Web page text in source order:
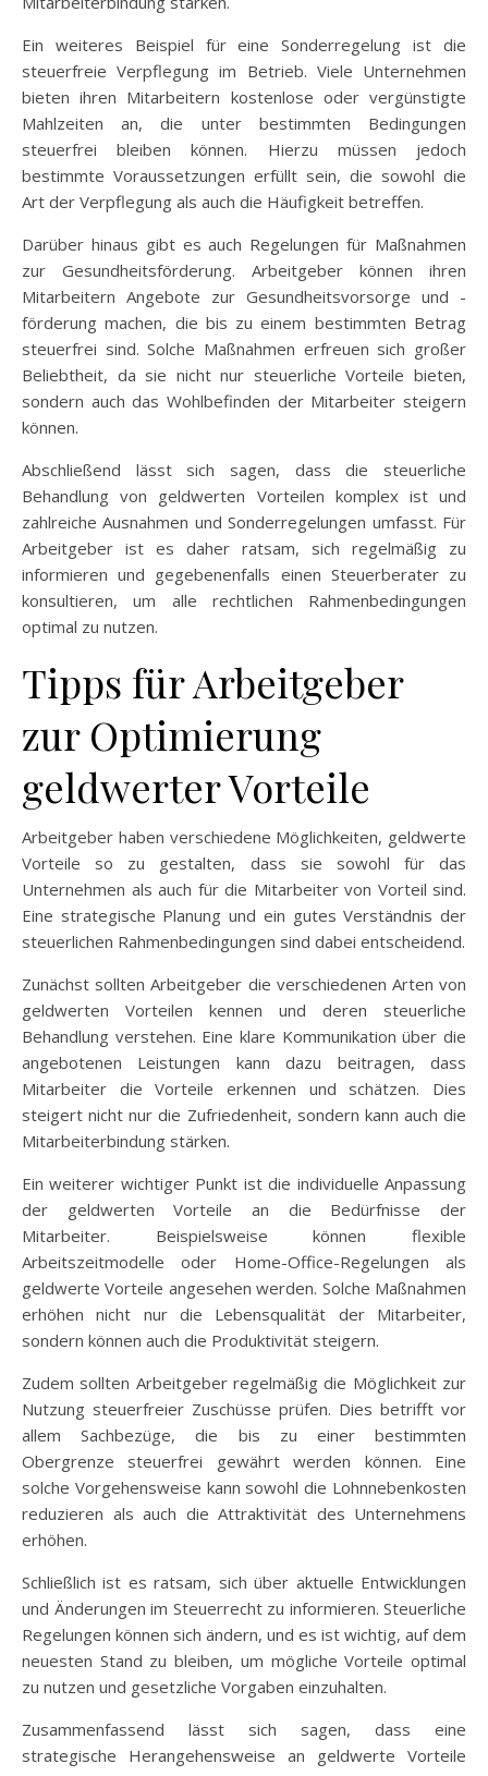
Ein weiteres Beispiel für eine Sonderregelung ist die
steuerfreie Verpflegung im Betrieb. Viele Unternehmen
bieten ihren Mitarbeitern kostenlose oder vergünstigte
Mahlzeiten an, die unter bestimmten Bedingungen
steuerfrei bleiben können. Hierzu müssen jedoch
bestimmte Voraussetzungen erfüllt sein, die sowohl die
Art der Verpflegung als auch die Häufigkeit betreffen.
Darüber hinaus gibt es auch Regelungen für Maßnahmen
zur Gesundheitsförderung. Arbeitgeber können ihren
Mitarbeitern Angebote zur Gesundheitsvorsorge und -
förderung machen, die bis zu einem bestimmten Betrag
steuerfrei sind. Solche Maßnahmen erfreuen sich großer
Beliebtheit, da sie nicht nur steuerliche Vorteile bieten,
sondern auch das Wohlbefinden der Mitarbeiter steigern
können.
Abschließend lässt sich sagen, dass die steuerliche
Behandlung von geldwerten Vorteilen komplex ist und
zahlreiche Ausnahmen und Sonderregelungen umfasst. Für
Arbeitgeber ist es daher ratsam, sich regelmäßig zu
informieren und gegebenenfalls einen Steuerberater zu
konsultieren, um alle rechtlichen Rahmenbedingungen
optimal zu nutzen.
Tipps für Arbeitgeber
zur Optimierung
geldwerter Vorteile
Arbeitgeber haben verschiedene Möglichkeiten, geldwerte
Vorteile so zu gestalten, dass sie sowohl für das
Unternehmen als auch für die Mitarbeiter von Vorteil sind.
Eine strategische Planung und ein gutes Verständnis der
steuerlichen Rahmenbedingungen sind dabei entscheidend.
Zunächst sollten Arbeitgeber die verschiedenen Arten von
geldwerten Vorteilen kennen und deren steuerliche
Behandlung verstehen. Eine klare Kommunikation über die
angebotenen Leistungen kann dazu beitragen, dass
Mitarbeiter die Vorteile erkennen und schätzen. Dies
steigert nicht nur die Zufriedenheit, sondern kann auch die
Mitarbeiterbindung stärken.
Ein weiterer wichtiger Punkt ist die individuelle Anpassung
der geldwerten Vorteile an die Bedürfnisse der
Mitarbeiter. Beispielsweise können flexible
Arbeitszeitmodelle oder Home-Office-Regelungen als
geldwerte Vorteile angesehen werden. Solche Maßnahmen
erhöhen nicht nur die Lebensqualität der Mitarbeiter,
sondern können auch die Produktivität steigern.
Zudem sollten Arbeitgeber regelmäßig die Möglichkeit zur
Nutzung steuerfreier Zuschüsse prüfen. Dies betrifft vor
allem Sachbezüge, die bis zu einer bestimmten
Obergrenze steuerfrei gewährt werden können. Eine
solche Vorgehensweise kann sowohl die Lohnnebenkosten
reduzieren als auch die Attraktivität des Unternehmens
erhöhen.
Schließlich ist es ratsam, sich über aktuelle Entwicklungen
und Änderungen im Steuerrecht zu informieren. Steuerliche
Regelungen können sich ändern, und es ist wichtig, auf dem
neuesten Stand zu bleiben, um mögliche Vorteile optimal
zu nutzen und gesetzliche Vorgaben einzuhalten.
Zusammenfassend lässt sich sagen, dass eine
strategische Herangehensweise an geldwerte Vorteile